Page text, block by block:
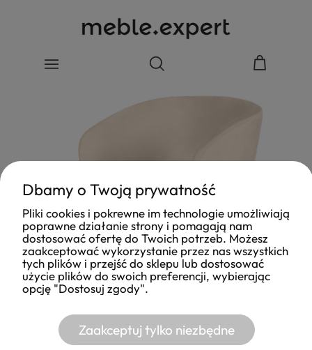
Dbamy o Twoją prywatność
Pliki cookies i pokrewne im technologie umożliwiają
poprawne działanie strony i pomagają nam
dostosować ofertę do Twoich potrzeb. Możesz
zaakceptować wykorzystanie przez nas wszystkich
tych plików i przejść do sklepu lub dostosować
użycie plików do swoich preferencji, wybierając
opcję "Dostosuj zgody".
Zaakceptuj tylko niezbędne